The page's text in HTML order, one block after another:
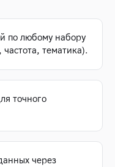
по любому набору
тематика).
точного
через